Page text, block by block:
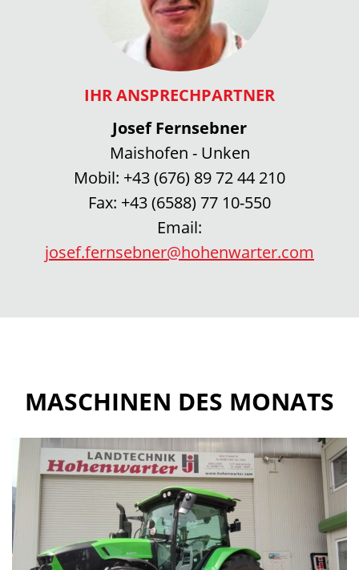
IHR ANSPRECHPARTNER
Josef Fernsebner
Maishofen - Unken
Mobil: +43 (676) 89 72 44 210
Fax: +43 (6588) 77 10-550
Email:
josef.fernsebner@hohenwarter.com
MASCHINEN DES MONATS